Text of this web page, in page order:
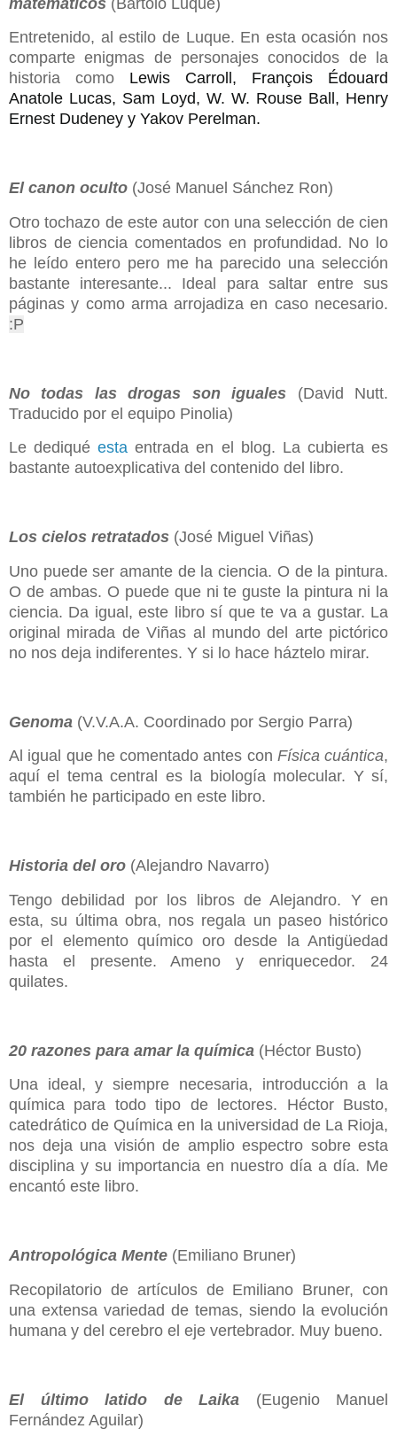
Entretenido, al estilo de Luque. En esta ocasión nos
comparte enigmas de personajes conocidos de la
historia como Lewis Carroll, François Édouard
Anatole Lucas, Sam Loyd, W. W. Rouse Ball, Henry
Ernest Dudeney y Yakov Perelman.
El canon oculto (José Manuel Sánchez Ron)
Otro tochazo de este autor con una selección de cien
libros de ciencia comentados en profundidad. No lo
he leído entero pero me ha parecido una selección
bastante interesante... Ideal para saltar entre sus
páginas y como arma arrojadiza en caso necesario.
:P
No todas las drogas son iguales (David Nutt.
Traducido por el equipo Pinolia)
Le dediquéesta entrada en el blog. La cubierta es
bastante autoexplicativa del contenido del libro.
Los cielos retratados (José Miguel Viñas)
Uno puede ser amante de la ciencia. O de la pintura.
O de ambas. O puede que ni te guste la pintura ni la
ciencia. Da igual, este libro sí que te va a gustar. La
original mirada de Viñas al mundo del arte pictórico
no nos deja indiferentes. Y si lo hace háztelo mirar.
Genoma (V.V.A.A. Coordinado por Sergio Parra)
Al igual que he comentado antes con Física cuántica,
aquí el tema central es la biología molecular. Y sí,
también he participado en este libro.
Historia del oro (Alejandro Navarro)
Tengo debilidad por los libros de Alejandro. Y en
esta, su última obra, nos regala un paseo histórico
por el elemento químico oro desde la Antigüedad
hasta el presente. Ameno y enriquecedor. 24
quilates.
20 razones para amar la química (Héctor Busto)
Una ideal, y siempre necesaria, introducción a la
química para todo tipo de lectores. Héctor Busto,
catedrático de Química en la universidad de La Rioja,
nos deja una visión de amplio espectro sobre esta
disciplina y su importancia en nuestro día a día. Me
encantó este libro.
Antropológica Mente (Emiliano Bruner)
Recopilatorio de artículos de Emiliano Bruner, con
una extensa variedad de temas, siendo la evolución
humana y del cerebro el eje vertebrador. Muy bueno.
El último latido de Laika (Eugenio Manuel
Fernández Aguilar)